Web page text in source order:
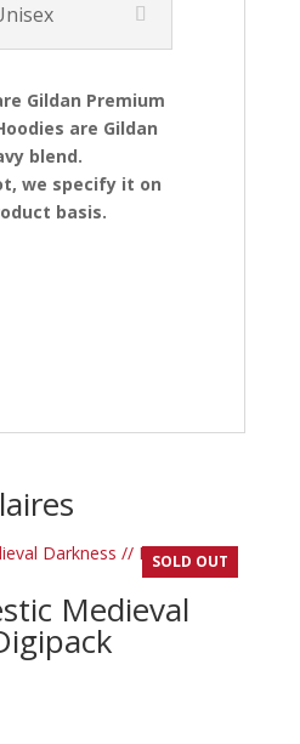
Gildan Premium
are Gildan
blend.
we specify it on
basis.
SOLD OUT
Medieval